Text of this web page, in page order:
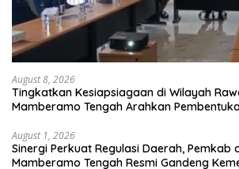
August 8, 2026
Tingkatkan Kesiapsiagaan di Wilayah
Mamberamo Tengah Arahkan
August 1, 2026
Sinergi Perkuat Regulasi Daerah, Pemkab
Mamberamo Tengah Resmi Gandeng